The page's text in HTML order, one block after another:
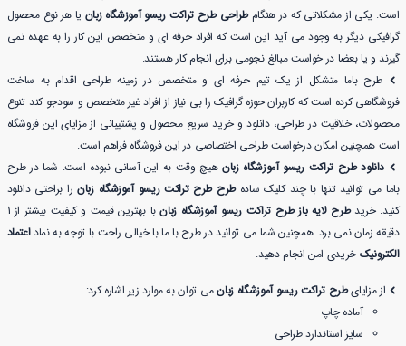
است. یکی از مشکلاتی که در هنگامطراحی طرح تراکت ریسو آموزشگاه زبان یا هر نوع محصول
گرافیکی دیگر به وجود می آید این است که افراد حرفه ای و متخصص این کار را به عهده نمی
گیرند و یا بعضا در خواست مبالغ نجومی برای انجام کار هستند.
طرح باما متشکل از یک تیم حرفه ای و متخصص در زمینه طراحی اقدام به ساخت
فروشگاهی کرده است که کاربران حوزه گرافیک را بی نیاز از افراد غیر متخصص و سودجو کند تنوع
محصولات، خلاقیت در طراحی، دانلود و خرید سریع محصول و پشتیبانی از مزایای این فروشگاه
است همچنین امکان درخواست طراحی اختصاصی در این فروشگاه فراهم است.
دانلود طرح تراکت ریسو آموزشگاه زبانهیچ وقت به این آسانی نبوده است. شما در طرح
باما می توانید تنها با چند کلیک سادهطرح طرح تراکت ریسو آموزشگاه زبان را براحتی دانلود
کنید. خریدطرح لایه باز طرح تراکت ریسو آموزشگاه زبان
با بهترین قیمت و کیفیت بیشتر از 1
دقیقه زمان نمی برد. همچنین شما می توانید در طرح با ما با خیالی راحت با توجه به نماداعتماد
الکترونیک خریدی امن انجام دهید.
از مزایایطرح تراکت ریسو آموزشگاه زبانمی توان به موارد زیر اشاره کرد:
آماده چاپ
سایز استاندارد طراحی